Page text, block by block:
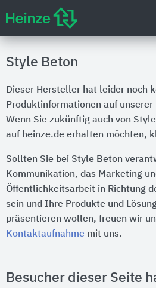
Style Beton
Dieser Hersteller hat leider noch
Produktinformationen auf
Wenn Sie zukünftig auch von
auf heinze.de erhalten möchten,
Sollten Sie bei Style Beton
Kommunikation, das Marketing
Öffentlichkeitsarbeit in Richtung
sein und Ihre Produkte und
präsentieren wollen, freuen wir
Kontaktaufnahme mit uns.
Besucher dieser Seite